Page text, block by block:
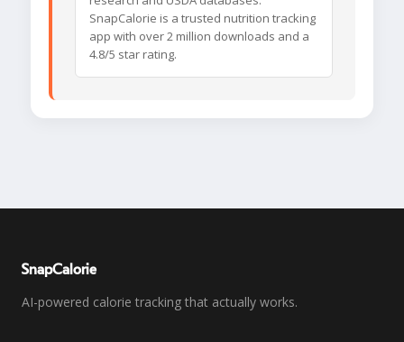
SnapCalorie is a trusted nutrition tracking
app with over 2 million downloads and a
4.8/5 star rating.
SnapCalorie
AI-powered calorie tracking that actually works.